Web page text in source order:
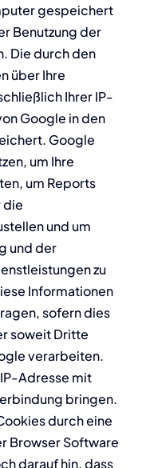
gespeichert
Benutzung der
Die durch den
über Ihre
Ihrer IP-
Google in den
Google
um Ihre
um Reports
die
und um
und der
zu
Informationen
sofern dies
soweit Dritte
verarbeiten.
Adresse mit
bringen.
durch eine
Browser Software
darauf hin, dass